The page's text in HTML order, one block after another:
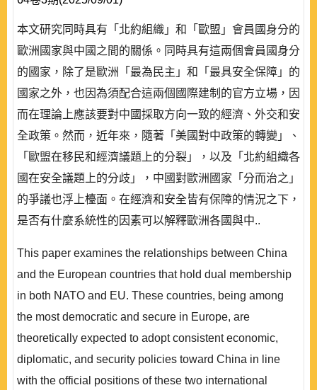
本文研究同時具有「北約組織」和「歐盟」會員國身分的
歐洲國家與中國之間的關係。同時具有這兩個會員國身分
的國家，除了是歐洲「最為民主」和「最具安全保障」的
國家之外，也因為須配合這兩個國際建制的官方立場，因
而在理論上應該要對中國採取方向一致的經濟、外交和安
全政策。然而，近年來，隨著「美國對中政策的轉變」、
「歐盟在移民和經濟議題上的分裂」，以及「北約組織各
國在安全議題上的分歧」，中國對歐洲國家「分而治之」
的爭議也浮上檯面。在經濟和安全皆有保障的情況之下，
是否有什麼系統性的因素可以解釋歐洲各國與中..
This paper examines the relationships between China
and the European countries that hold dual membership
in both NATO and EU. These countries, being among
the most democratic and secure in Europe, are
theoretically expected to adopt consistent economic,
diplomatic, and security policies toward China in line
with the official positions of these two international